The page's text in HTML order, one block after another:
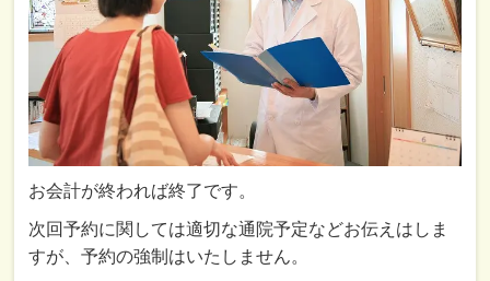
お会計が終われば終了です。
次回予約に関しては適切な通院予定などお伝えはしま
すが、予約の強制はいたしません。